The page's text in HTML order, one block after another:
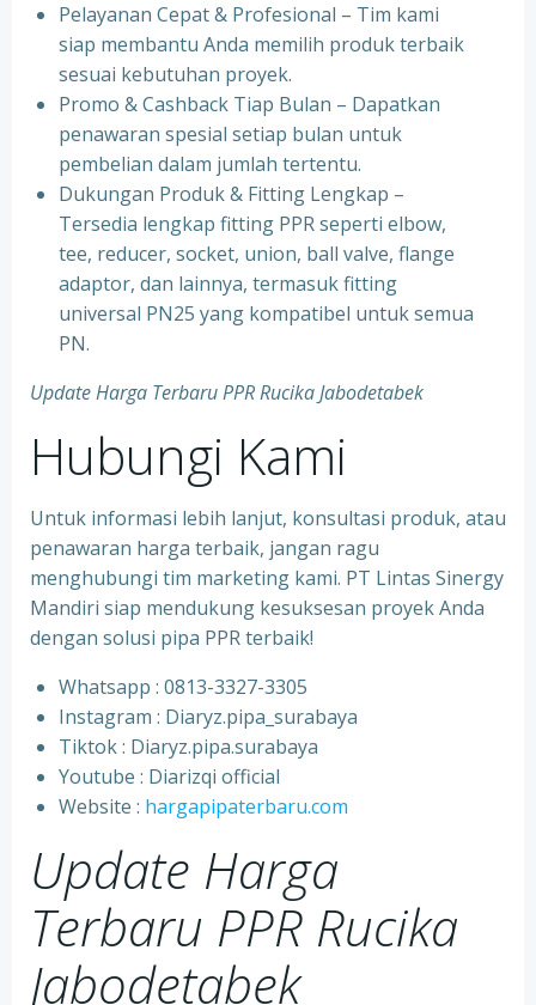
⁠Pelayanan Cepat & Profesional – Tim kami
siap membantu Anda memilih produk terbaik
sesuai kebutuhan proyek.
⁠Promo & Cashback Tiap Bulan – Dapatkan
penawaran spesial setiap bulan untuk
pembelian dalam jumlah tertentu.
⁠Dukungan Produk & Fitting Lengkap –
Tersedia lengkap fitting PPR seperti elbow,
tee, reducer, socket, union, ball valve, flange
adaptor, dan lainnya, termasuk fitting
universal PN25 yang kompatibel untuk semua
PN.
Update Harga Terbaru PPR Rucika Jabodetabek
Hubungi Kami
Untuk informasi lebih lanjut, konsultasi produk, atau
penawaran harga terbaik, jangan ragu
menghubungi tim marketing kami. PT Lintas Sinergy
Mandiri siap mendukung kesuksesan proyek Anda
dengan solusi pipa PPR terbaik!
Whatsapp : 0813-3327-3305
⁠Instagram : Diaryz.pipa_surabaya
⁠Tiktok : Diaryz.pipa.surabaya
⁠Youtube : Diarizqi official
⁠Website : hargapipaterbaru.com
Update Harga
Terbaru PPR Rucika
Jabodetabek